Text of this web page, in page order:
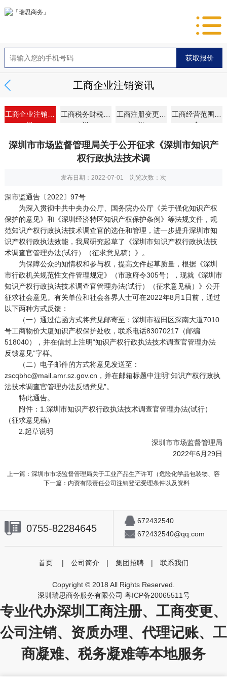
工商企业注销资讯
工商企业注销资
讯
工商税务财税资
讯
工商注册变更资
讯
工商经营范围大
全
深圳市市场监督管理局关于公开征求《深圳市知识产
权行政执法技术调
发布日期：2022-07-01 浏览次数： 次
深市监通告〔2022〕97号
为深入贯彻中共中央办公厅、国务院办公厅《关于强化知识产权
保护的意见》和《深圳经济特区知识产权保护条例》等法规文件，规
范知识产权行政执法技术调查官的选任和管理，进一步提升深圳市知
识产权行政执法效能，我局研究起草了《深圳市知识产权行政执法技
术调查官管理办法(试行）（征求意见稿）》。
为保障公众的知情权和参与权，提高文件起草质量，根据《深圳
市行政机关规范性文件管理规定》（市政府令305号），现就《深圳市
知识产权行政执法技术调查官管理办法(试行）（征求意见稿）》公开
征求社会意见。有关单位和社会各界人士可在2022年8月1日前，通过
以下两种方式反馈：
（一）通过信函方式将意见邮寄至：深圳市福田区深南大道7010
号工商物价大厦知识产权保护处收，联系电话83070217（邮编
518040），并在信封上注明“知识产权行政执法技术调查官管理办法
反馈意见”字样。
（二）电子邮件的方式将意见发送至：
zscqbhc@mail.amr.sz.gov.cn，并在邮箱标题中注明“知识产权行政执
法技术调查官管理办法反馈意见”。
特此通告。
附件：1.深圳市知识产权行政执法技术调查官管理办法(试行）
（征求意见稿）
2.起草说明
深圳市市场监督管理局
2022年6月29日
上一篇： 深圳市市场监督管理局关于工业产品生产许可（危险化学品包装物、容
下一篇： 内资有限责任公司注销登记受理条件以及资料
0755-82284645
672432540
672432540@qq.com
首页 | 公司简介 | 集团招聘 | 联系我们
Copyright © 2018 All Rights Reserved.
深圳瑞思商务服务有限公司 粤ICP备20065511号
专业代办深圳工商注册、工商变更、
公司注销、资质办理、代理记账、工
商凝难、税务凝难等本地服务